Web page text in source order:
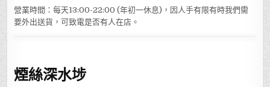
營業時間：每天13:00-22:00 (年初一休息)，因人手有限有時我們需
要外出送貨，可致電是否有人在店。
煙絲深水埗